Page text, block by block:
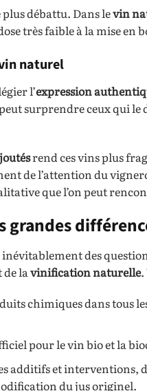
débattu. Dans levin
très faible à la mise en
naturel
l’expression
surprendre ceux qui
rend ces vins plus
de l’attention du
que l’on peut
grandes
des
la vinification naturelle.
chimiques dans tous
pour le vin bio et la
additifs et interventions,
du jus originel.